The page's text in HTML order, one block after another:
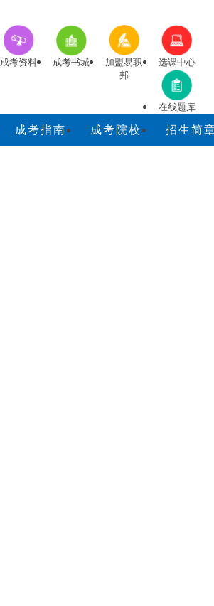
成考资料 成考书城
加盟易职
邦
选课中心
在线题库
成考指南 成考院校 招生简